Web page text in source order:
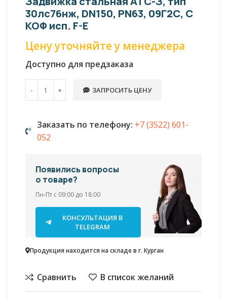
30лс76нж, DN150, PN63, 09Г2С, С
КОФ исп. F-E
Цену уточняйте у менеджера
Доступно для предзаказа
ЗАПРОСИТЬ ЦЕНУ
Заказать по телефону: +7 (3522) 601-
052
Появились вопросы
о товаре?
Пн-Пт с 09:00 до 18:00
КОНСУЛЬТАЦИЯ В
TELEGRAM
Продукция находится на складе в г. Курган
Сравнить В список желаний